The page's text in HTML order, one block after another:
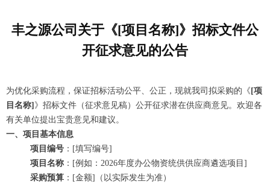
丰之源公司关于《[项目名称]》招标文件公
开征求意见的公告
为优化采购流程，保证招标活动公平、公正，现就我司拟采购的《 [项
目名称] 》招标文件（征求意见稿）公开征求潜在供应商意见。欢迎各
有关单位提出宝贵意见和建议。
一、项目基本信息
项目编号 ：[填写编号]
项目名称 ：[例如：2026年度办公物资统供供应商遴选项目]
采购预算 ：[金额]（以实际发生为准）